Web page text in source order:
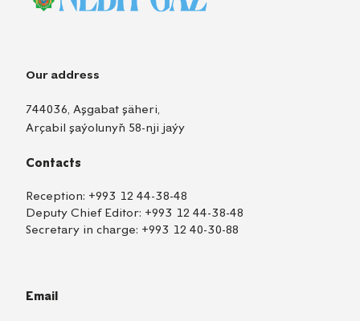
Our address
744036, Aşgabat şäheri,
Arçabil şaýolunyň 58-nji jaýy
Contacts
Reception: +993 12 44-38-48
Deputy Chief Editor: +993 12 44-38-48
Secretary in charge: +993 12 40-30-88
Email